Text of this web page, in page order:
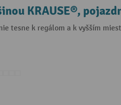
KRAUSE®,
tesne k regálom a k vyšším